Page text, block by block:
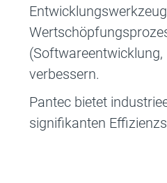
verbessern.
Pantec bietet
signifikanten